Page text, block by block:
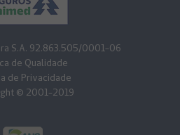
S.A. 92.863.505/0001-06
de Qualidade
de Privacidade
© 2001-2019